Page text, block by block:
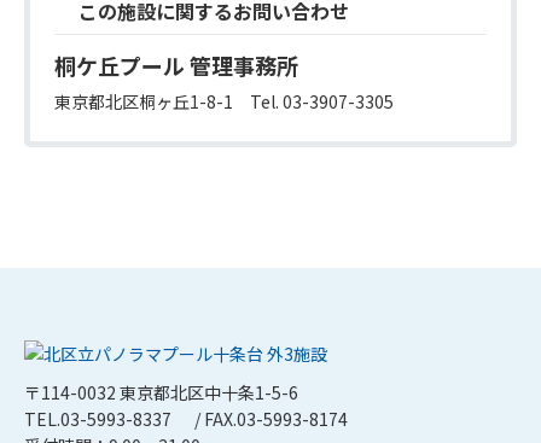
この施設に関するお問い合わせ
桐ケ丘プール 管理事務所
東京都北区桐ヶ丘1-8-1 Tel. 03-3907-3305
〒114-0032 東京都北区中十条1-5-6
TEL.03-5993-8337
/ FAX.03-5993-8174